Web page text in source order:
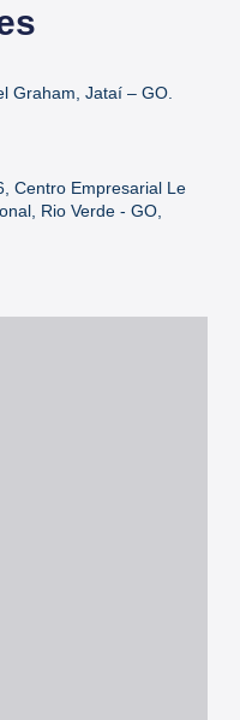
Graham, Jataí – GO.
Centro Empresarial Le
Rio Verde - GO,